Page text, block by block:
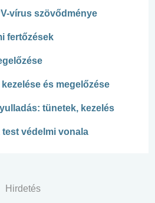
vírus szövődménye
fertőzések
és megelőzése
tünetek, kezelés
test védelmi vonala
Hirdetés